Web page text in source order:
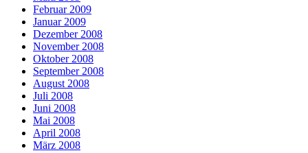
Februar 2009
Januar 2009
Dezember 2008
November 2008
Oktober 2008
September 2008
August 2008
Juli 2008
Juni 2008
Mai 2008
April 2008
März 2008